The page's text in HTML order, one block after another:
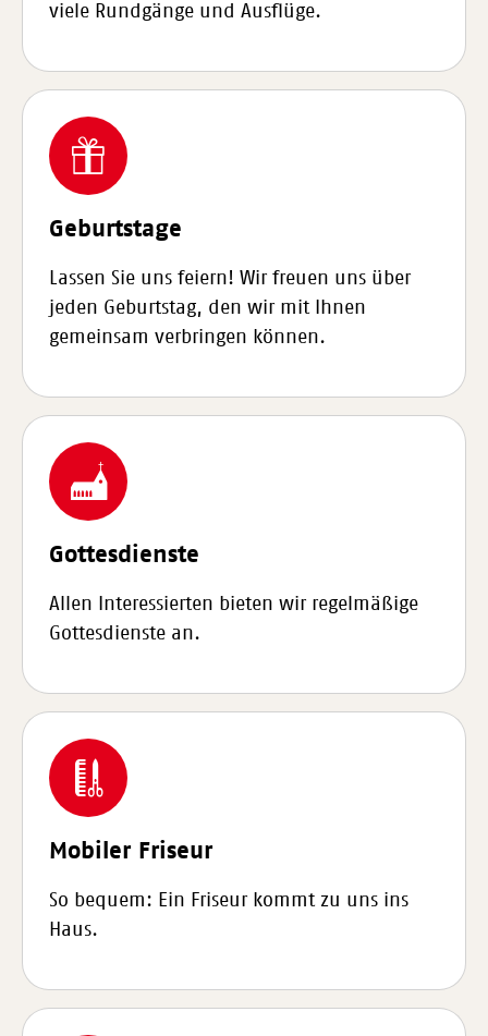
viele Rundgänge und Ausflüge.
Geburtstage
Lassen Sie uns feiern! Wir freuen uns über
jeden Geburtstag, den wir mit Ihnen
gemeinsam verbringen können.
Gottesdienste
Allen Interessierten bieten wir regelmäßige
Gottesdienste an.
Mobiler Friseur
So bequem: Ein Friseur kommt zu uns ins
Haus.